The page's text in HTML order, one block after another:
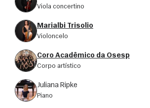
viola concertino
Marialbi Trisolio
violoncelo
Coro Acadêmico da Osesp
corpo artístico
Juliana Ripke
piano